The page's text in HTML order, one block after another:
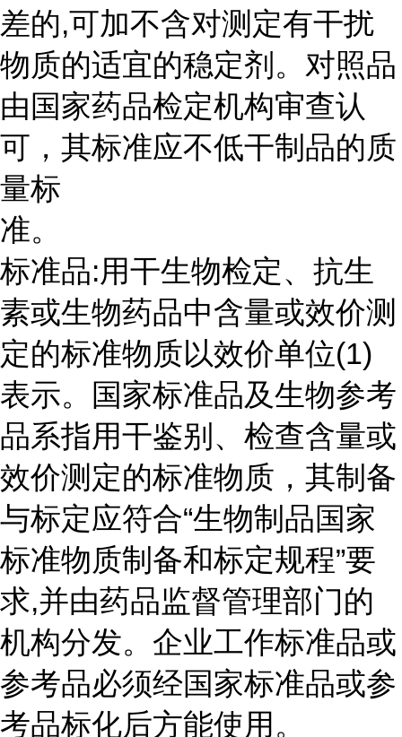
差的,可加不含对测定有干扰
物质的适宜的稳定剂。对照品
由国家药品检定机构审查认
可，其标准应不低干制品的质
量标
准。
标准品:用干生物检定、抗生
素或生物药品中含量或效价测
定的标准物质以效价单位(1)
表示。国家标准品及生物参考
品系指用干鉴别、检查含量或
效价测定的标准物质，其制备
与标定应符合“生物制品国家
标准物质制备和标定规程”要
求,并由药品监督管理部门的
机构分发。企业工作标准品或
参考品必须经国家标准品或参
考品标化后方能使用。